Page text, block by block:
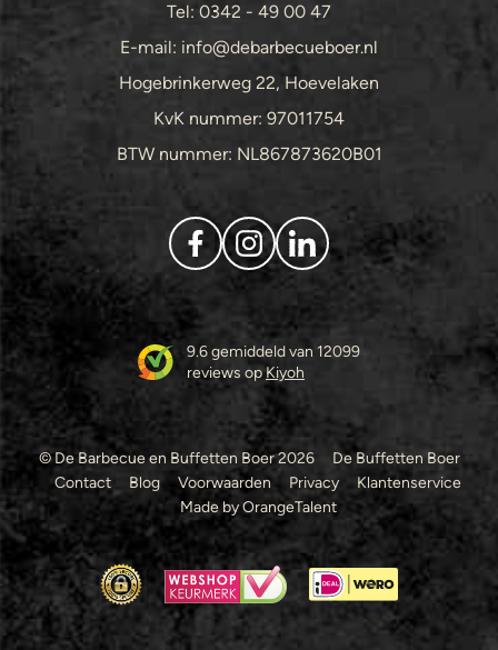
Tel: 0342 - 49 00 47
E-mail: info@debarbecueboer.nl
Hogebrinkerweg 22, Hoevelaken
KvK nummer: 97011754
BTW nummer: NL867873620B01
9.6 gemiddeld van 12099
reviews opKiyoh
© De Barbecue en Buffetten Boer 2026
De Buffetten Boer
Contact
Blog Voorwaarden Privacy
Klantenservice
Made by OrangeTalent